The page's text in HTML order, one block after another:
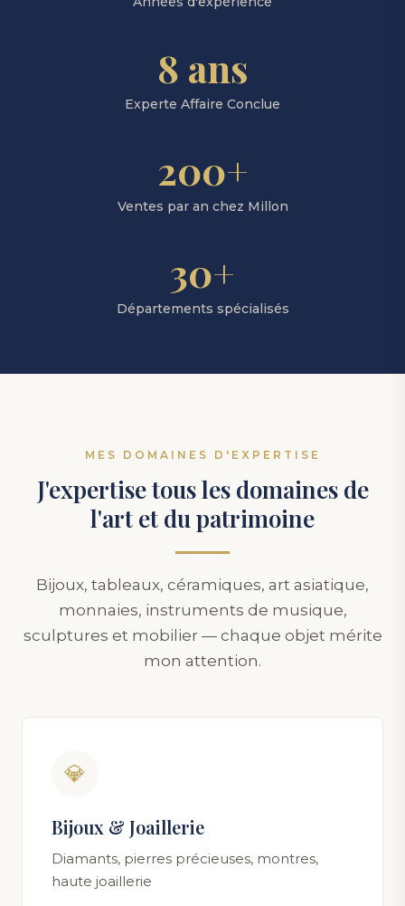
8 ans
Experte Affaire Conclue
200+
Ventes par an chez Millon
30+
Départements spécialisés
MES DOMAINES D'EXPERTISE
J'expertise tous les domaines de
l'art et du patrimoine
Bijoux, tableaux, céramiques, art asiatique,
monnaies, instruments de musique,
sculptures et mobilier — chaque objet mérite
mon attention.
💎
Bijoux & Joaillerie
Diamants, pierres précieuses, montres,
haute joaillerie